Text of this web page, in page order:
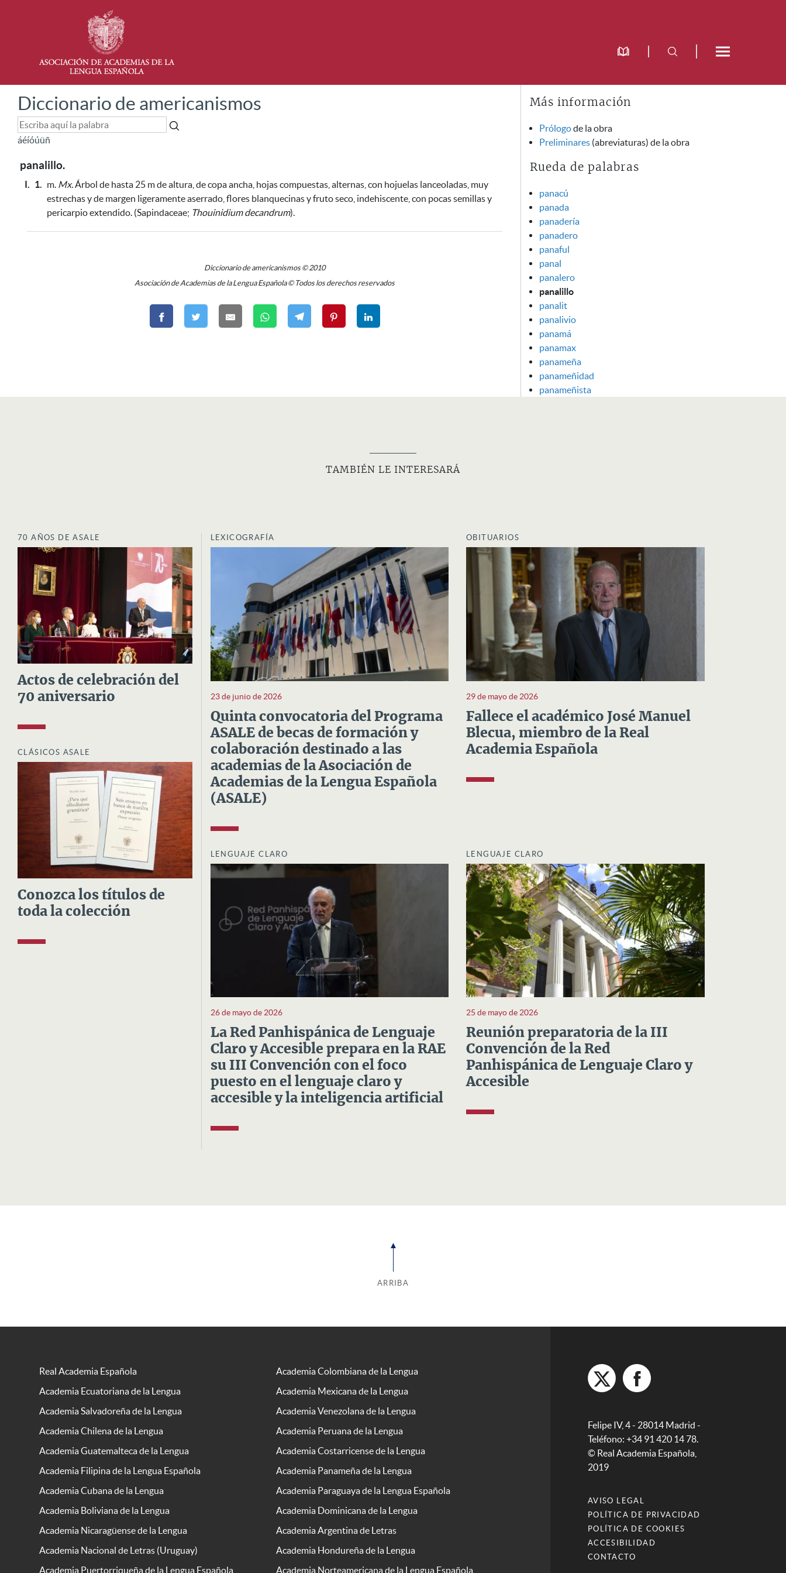
Diccionario de americanismos
áéíóúüñ
panalillo.
I. 1. m. Mx.Árbol de hasta 25 m de altura, de copa ancha, hojas compuestas, alternas, con hojuelas lanceoladas, muy
estrechas y de margen ligeramente aserrado, flores blanquecinas y fruto seco, indehiscente, con pocas semillas y
pericarpio extendido. (Sapindaceae; Thouinidium decandrum).
Diccionario de americanismos © 2010
Asociación de Academias de la Lengua Española © Todos los derechos reservados
Más información
Prólogode la obra
Preliminares (abreviaturas) de la obra
Rueda de palabras
panacú
panada
panadería
panadero
panaful
panal
panalero
panalillo
panalit
panalivio
panamá
panamax
panameña
panameñidad
panameñista
TAMBIÉN LE INTERESARÁ
70 AÑOS DE ASALE
Actos de celebración del
70 aniversario
CLÁSICOS ASALE
Conozca los títulos de
toda la colección
LEXICOGRAFÍA
23 de junio de 2026
Quinta convocatoria del Programa
ASALE de becas de formación y
colaboración destinado a las
academias de la Asociación de
Academias de la Lengua Española
(ASALE)
OBITUARIOS
29 de mayo de 2026
Fallece el académico José Manuel
Blecua, miembro de la Real
Academia Española
LENGUAJE CLARO
26 de mayo de 2026
La Red Panhispánica de Lenguaje
Claro y Accesible prepara en la RAE
su III Convención con el foco
puesto en el lenguaje claro y
accesible y la inteligencia artificial
LENGUAJE CLARO
25 de mayo de 2026
Reunión preparatoria de la III
Convención de la Red
Panhispánica de Lenguaje Claro y
Accesible
ARRIBA
Real Academia Española
Academia Colombiana de la Lengua
Academia Ecuatoriana de la Lengua
Academia Mexicana de la Lengua
Academia Salvadoreña de la Lengua
Academia Venezolana de la Lengua
Academia Chilena de la Lengua
Academia Peruana de la Lengua
Academia Guatemalteca de la Lengua
Academia Costarricense de la Lengua
Academia Filipina de la Lengua Española
Academia Panameña de la Lengua
Academia Cubana de la Lengua
Academia Paraguaya de la Lengua Española
Academia Boliviana de la Lengua
Academia Dominicana de la Lengua
Academia Nicaragüense de la Lengua
Academia Argentina de Letras
Academia Nacional de Letras (Uruguay)
Academia Hondureña de la Lengua
Academia Puertorriqueña de la Lengua Española
Academia Norteamericana de la Lengua Española
Felipe IV, 4 - 28014 Madrid -
Teléfono: +34 91 420 14 78.
© Real Academia Española,
2019
AVISO LEGAL
POLÍTICA DE PRIVACIDAD
POLÍTICA DE COOKIES
ACCESIBILIDAD
CONTACTO